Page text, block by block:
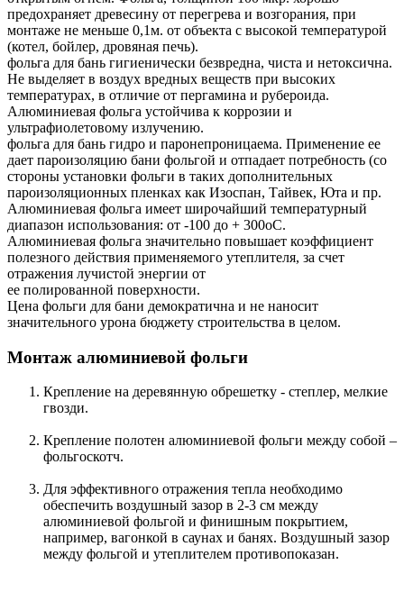
предохраняет древесину от перегрева и возгорания, при
монтаже не меньше 0,1м. от объекта с высокой температурой
(котел, бойлер, дровяная печь).
фольга для бань гигиенически безвредна, чиста и нетоксична.
Не выделяет в воздух вредных веществ при высоких
температурах, в отличие от пергамина и рубероида.
Алюминиевая фольга устойчива к коррозии и
ультрафиолетовому излучению.
фольга для бань гидро и паронепроницаема. Применение ее
дает пароизоляцию бани фольгой и отпадает потребность (со
стороны установки фольги в таких дополнительных
пароизоляционных пленках как Изоспан, Тайвек, Юта и пр.
Алюминиевая фольга имеет широчайший температурный
диапазон использования: от -100 до + 300оС.
Алюминиевая фольга значительно повышает коэффициент
полезного действия применяемого утеплителя, за счет
отражения лучистой энергии от
ее полированной поверхности.
Цена фольги для бани демократична и не наносит
значительного урона бюджету строительства в целом.
Монтаж алюминиевой фольги
Крепление на деревянную обрешетку - степлер, мелкие
гвозди.
Крепление полотен алюминиевой фольги между собой –
фольгоскотч.
Для эффективного отражения тепла необходимо
обеспечить воздушный зазор в 2-3 см между
алюминиевой фольгой и финишным покрытием,
например, вагонкой в саунах и банях. Воздушный зазор
между фольгой и утеплителем противопоказан.